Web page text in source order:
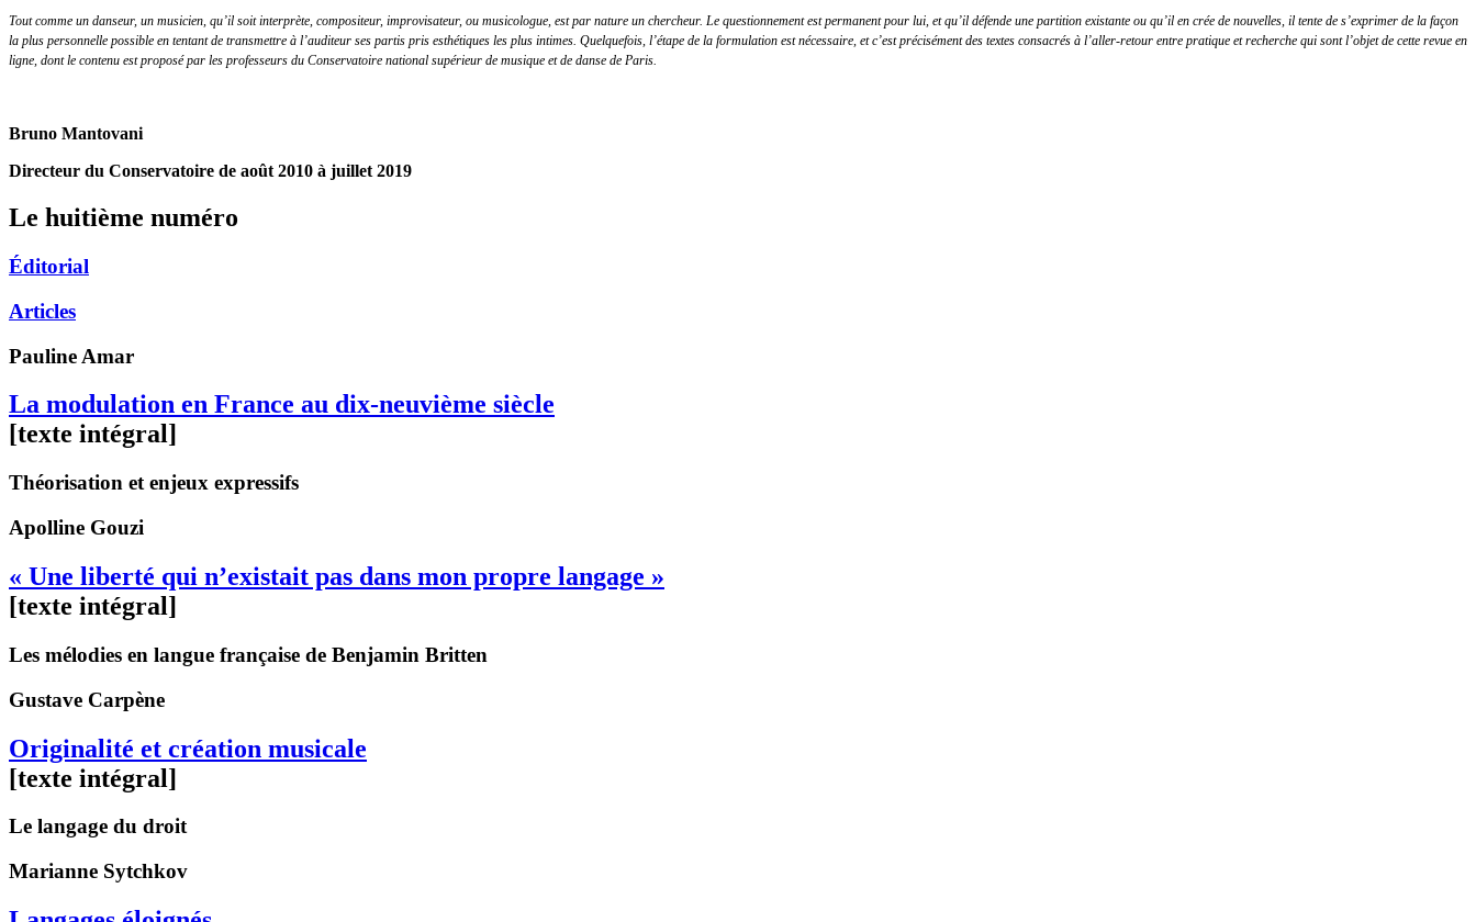
Tout comme un danseur, un musicien, qu’il soit interprète, compositeur, improvisateur, ou musicologue, est par nature un chercheur. Le questionnement est permanent pour lui, et qu’il défende une partition existante ou qu’il en crée de nouvelles, il tente de s’exprimer de la façon
la plus personnelle possible en tentant de transmettre à l’auditeur ses partis pris esthétiques les plus intimes. Quelquefois, l’étape de la formulation est nécessaire, et c’est précisément des textes consacrés à l’aller-retour entre pratique et recherche qui sont l’objet de cette revue en
ligne, dont le contenu est proposé par les professeurs du Conservatoire national supérieur de musique et de danse de Paris.
Bruno Mantovani
Directeur du Conservatoire de août 2010 à juillet 2019
Le huitième numéro
Éditorial
Articles
Pauline Amar
La modulation en France au dix-neuvième siècle
[texte intégral]
Théorisation et enjeux expressifs
Apolline Gouzi
« Une liberté qui n’existait pas dans mon propre langage »
[texte intégral]
Les mélodies en langue française de Benjamin Britten
Gustave Carpène
Originalité et création musicale
[texte intégral]
Le langage du droit
Marianne Sytchkov